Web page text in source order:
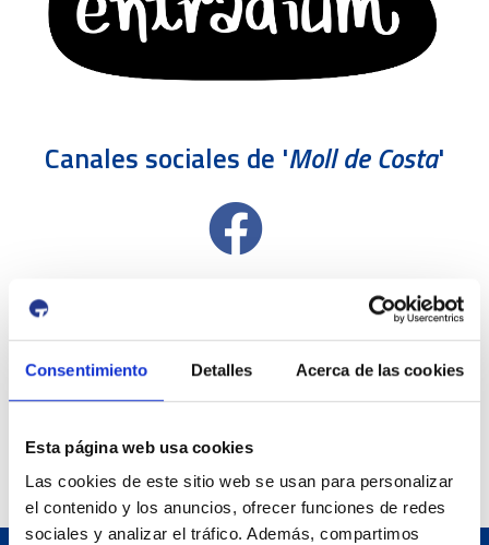
Consentimiento Detalles Acerca de las cookies
Esta página web usa cookies
Las cookies de este sitio web se usan para personalizar
el contenido y los anuncios, ofrecer funciones de redes
sociales y analizar el tráfico. Además, compartimos
Canales sociales de 'Moll de Costa'